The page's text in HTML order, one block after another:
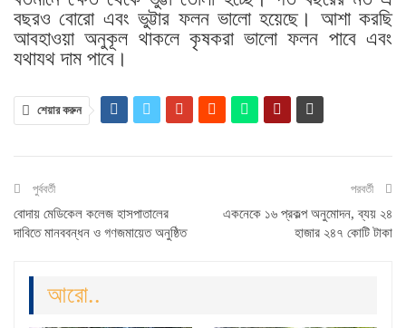
বছরও বোরো এবং ভুট্টার ফলন ভালো হয়েছে। আশা করছি
আবহাওয়া অনুকূল থাকলে কৃষকরা ভালো ফলন পাবে এবং
যথাযথ দাম পাবে।
শেয়ার করুন
পুর্ববর্তী
বোদায় মেডিকেল কলেজ হাসপাতালের
দাবিতে মানববন্ধন ও গণজমায়েত অনুষ্ঠিত
পরবর্তী
একনেকে ১৬ প্রকল্প অনুমোদন, ব্যয় ২৪
হাজার ২৪৭ কোটি টাকা
আরো..